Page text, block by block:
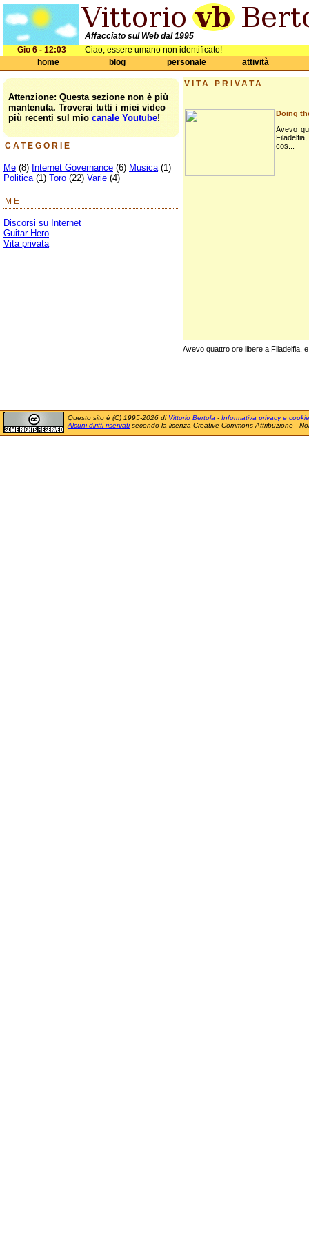
Affacciato sul Web dal 1995
Gio 6 - 12:03
Ciao, essere umano non identificato!
home
blog personale attività
Attenzione: Questa sezione non è più
mantenuta. Troverai tutti i miei video
più recenti sul mio canale Youtube!
CATEGORIE
Me (8) Internet Governance (6) Musica(1)
Politica(1) Toro (22) Varie (4)
ME
Discorsi su Internet
Guitar Hero
Vita privata
VITA PRIVATA
Doing
Avevo
cos...
Avevo quattro ore libere a Filadelfia,
Questo sito è (C) 1995-2026 di Vittorio Bertola - Informativa privacy e cookie
Alcuni diritti riservatisecondo la licenza Creative Commons Attribuzione -